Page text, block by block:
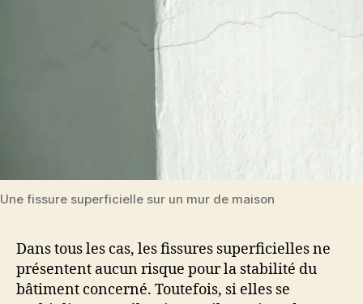
Une fissure superficielle sur un mur de maison
Dans tous les cas, les fissures superficielles ne
présentent aucun risque pour la stabilité du
bâtiment concerné. Toutefois, si elles se